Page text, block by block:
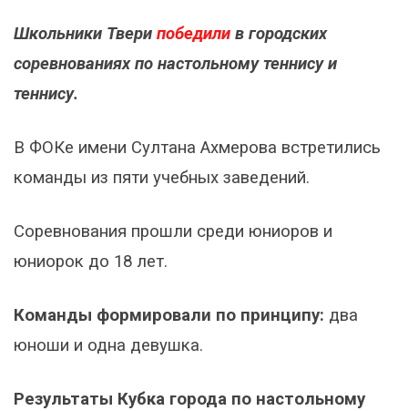
Школьники Твери победили в городских
соревнованиях по настольному теннису и
теннису.
В ФОКе имени Султана Ахмерова встретились
команды из пяти учебных заведений.
Соревнования прошли среди юниоров и
юниорок до 18 лет.
Команды формировали по принципу: два
юноши и одна девушка.
Результаты Кубка города по настольному